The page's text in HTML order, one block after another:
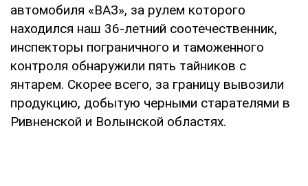
автомобиля «ВАЗ», за рулем которого
находился наш 36-летний соотечественник,
инспекторы пограничного и таможенного
контроля обнаружили пять тайников с
янтарем. Скорее всего, за границу вывозили
продукцию, добытую черными старателями в
Ривненской и Волынской областях.